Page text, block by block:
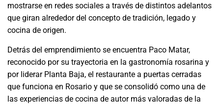
mostrarse en redes sociales a través de distintos adelantos
que giran alrededor del concepto de tradición, legado y
cocina de origen.
Detrás del emprendimiento se encuentra Paco Matar,
reconocido por su trayectoria en la gastronomía rosarina y
por liderar Planta Baja, el restaurante a puertas cerradas
que funciona en Rosario y que se consolidó como una de
las experiencias de cocina de autor más valoradas de la